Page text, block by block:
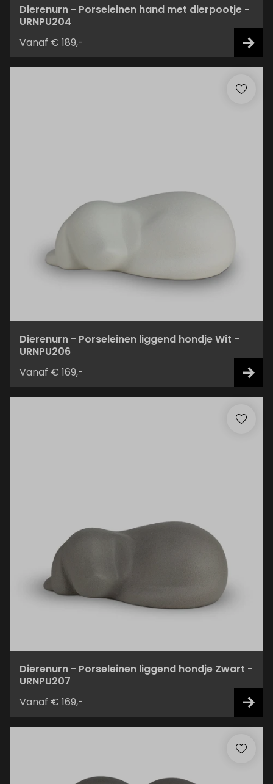
Dierenurn - Porseleinen hand met dierpootje -
URNPU204
Vanaf € 189,-
Dierenurn - Porseleinen liggend hondje Wit -
URNPU206
Vanaf € 169,-
Dierenurn - Porseleinen liggend hondje Zwart -
URNPU207
Vanaf € 169,-